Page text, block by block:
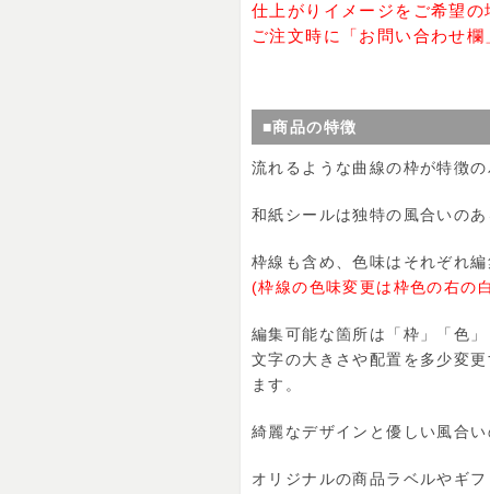
仕上がりイメージをご希望の
ご注文時に「お問い合わせ
■商品の特徴
流れるような曲線の枠が特徴
和紙シールは独特の風合いの
枠線も含め、色味はそれぞれ
(枠線の色味変更は枠色の右の
編集可能な箇所は「枠」「色
文字の大きさや配置を多少変
ます。
綺麗なデザインと優しい風合
オリジナルの商品ラベルやギ